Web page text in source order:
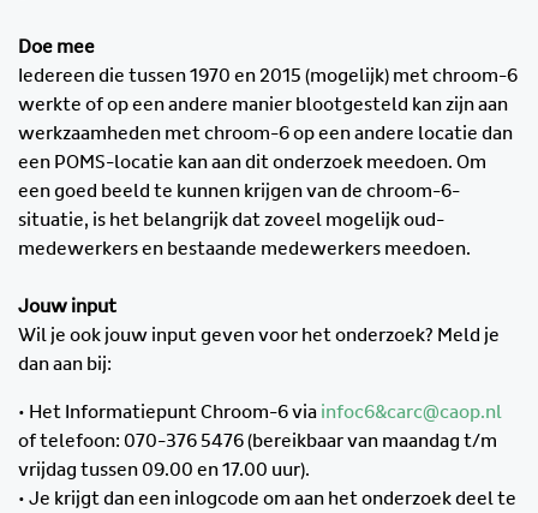
Doe mee
Iedereen die tussen 1970 en 2015 (mogelijk) met chroom-6
werkte of op een andere manier blootgesteld kan zijn aan
werkzaamheden met chroom-6 op een andere locatie dan
een POMS-locatie kan aan dit onderzoek meedoen. Om
een goed beeld te kunnen krijgen van de chroom-6-
situatie, is het belangrijk dat zoveel mogelijk oud-
medewerkers en bestaande medewerkers meedoen.
Jouw input
Wil je ook jouw input geven voor het onderzoek? Meld je
dan aan bij:
• Het Informatiepunt Chroom-6 via infoc6&carc@caop.nl
of telefoon: 070-376 5476 (bereikbaar van maandag t/m
vrijdag tussen 09.00 en 17.00 uur).
• Je krijgt dan een inlogcode om aan het onderzoek deel te